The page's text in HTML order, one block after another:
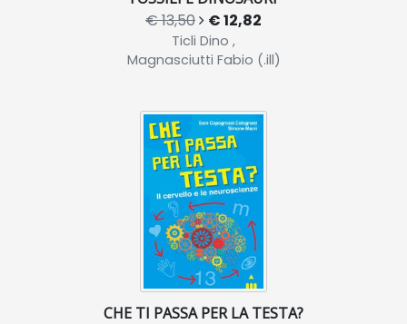
€ 13,50 € 12,82
Ticli Dino ,
Magnasciutti Fabio (.ill)
CHE TI PASSA PER LA TESTA?